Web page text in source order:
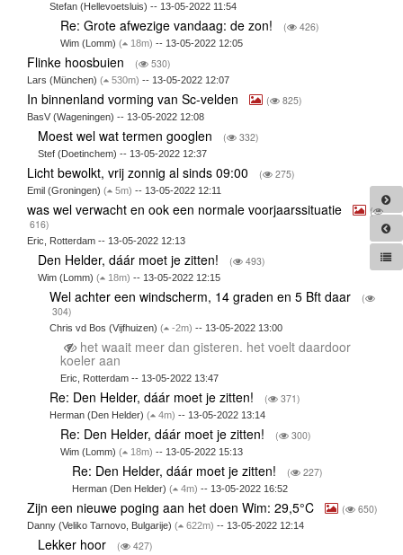
Stefan (Hellevoetsluis) -- 13-05-2022 11:54
Re: Grote afwezige vandaag: de zon! ( 426)
Wim (Lomm)( 18m) -- 13-05-2022 12:05
Flinke hoosbuien ( 530)
Lars (München) ( 530m) -- 13-05-2022 12:07
In binnenland vorming van Sc-velden ( 825)
BasV (Wageningen) -- 13-05-2022 12:08
Moest wel wat termen googlen ( 332)
Stef (Doetinchem) -- 13-05-2022 12:37
Licht bewolkt, vrij zonnig al sinds 09:00 ( 275)
Emil (Groningen) ( 5m) -- 13-05-2022 12:11
was wel verwacht en ook een normale voorjaarssituatie
(
616)
Eric, Rotterdam -- 13-05-2022 12:13
Den Helder, dáár moet je zitten! ( 493)
Wim (Lomm)( 18m) -- 13-05-2022 12:15
Wel achter een windscherm, 14 graden en 5 Bft daar
(
304)
Chris vd Bos (Vijfhuizen) ( -2m) -- 13-05-2022 13:00
het waait meer dan gisteren. het voelt daardoor
koeler aan
Eric, Rotterdam -- 13-05-2022 13:47
Re: Den Helder, dáár moet je zitten! ( 371)
Herman (Den Helder) ( 4m) -- 13-05-2022 13:14
Re: Den Helder, dáár moet je zitten! ( 300)
Wim (Lomm)( 18m) -- 13-05-2022 15:13
Re: Den Helder, dáár moet je zitten! ( 227)
Herman (Den Helder) ( 4m) -- 13-05-2022 16:52
Zijn een nieuwe poging aan het doen Wim: 29,5°C ( 650)
Danny (Veliko Tarnovo, Bulgarije) ( 622m) -- 13-05-2022 12:14
Lekker hoor ( 427)